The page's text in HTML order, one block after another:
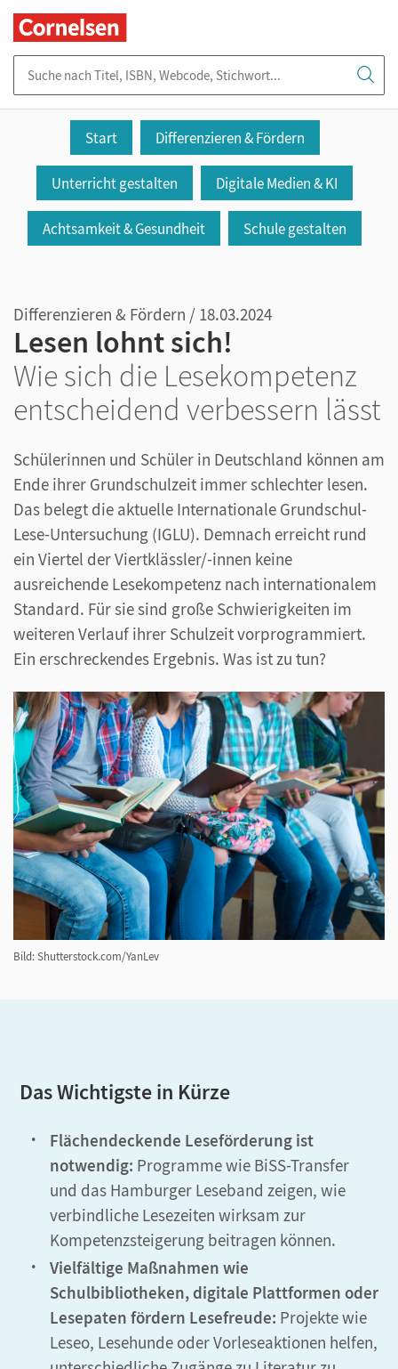
Start Differenzieren & Fördern
Unterricht gestalten Digitale Medien & KI
Achtsamkeit & Gesundheit Schule gestalten
Differenzieren & Fördern / 18.03.2024
Lesen lohnt sich!
Wie sich die Lesekompetenz
entscheidend verbessern lässt
Schülerinnen und Schüler in Deutschland können am
Ende ihrer Grundschulzeit immer schlechter lesen.
Das belegt die aktuelle Internationale Grundschul-
Lese-Untersuchung (IGLU). Demnach erreicht rund
ein Viertel der Viertklässler/-innen keine
ausreichende Lesekompetenz nach internationalem
Standard. Für sie sind große Schwierigkeiten im
weiteren Verlauf ihrer Schulzeit vorprogrammiert.
Ein erschreckendes Ergebnis. Was ist zu tun?
Bild: Shutterstock.com/YanLev
Das Wichtigste in Kürze
Flächendeckende Leseförderung ist
notwendig: Programme wie BiSS-Transfer
und das Hamburger Leseband zeigen, wie
verbindliche Lesezeiten wirksam zur
Kompetenzsteigerung beitragen können.
Vielfältige Maßnahmen wie
Schulbibliotheken, digitale Plattformen oder
Lesepaten fördern Lesefreude: Projekte wie
Leseo, Lesehunde oder Vorleseaktionen helfen,